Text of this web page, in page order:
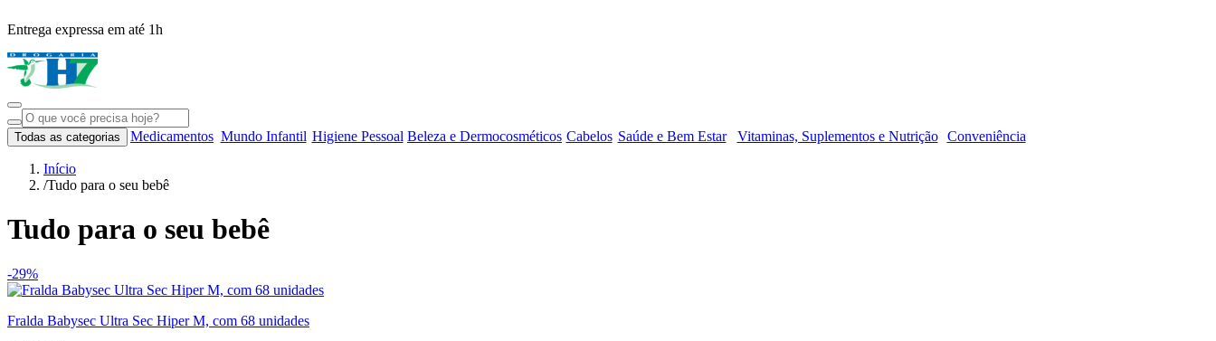
Entrega expressa em até 1h
Todas as categorias Medicamentos Mundo Infantil Higiene Pessoal Beleza e Dermocosméticos Cabelos Saúde e Bem Estar Vitaminas, Suplementos e Nutrição Conveniência
Início
/Tudo para o seu bebê
Tudo para o seu bebê
-29%
Fralda Babysec Ultra Sec Hiper M, com 68 unidades